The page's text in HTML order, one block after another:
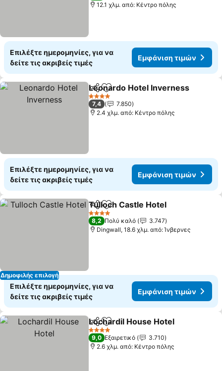
12.1 χλμ. από: Κέντρο πόλης
Επιλέξτε ημερομηνίες, για να
δείτε τις ακριβείς τιμές
Εμφάνιση τιμών
Κοινοποίηση
Προσθήκη στα αγαπημένα
Leonardo Hotel Inverness
4 Αστέρια
7,4
7.850
2.4 χλμ. από: Κέντρο πόλης
Επιλέξτε ημερομηνίες, για να
δείτε τις ακριβείς τιμές
Εμφάνιση τιμών
Δημοφιλής επιλογή
Κοινοποίηση
Προσθήκη στα αγαπημένα
Tulloch Castle Hotel
4 Αστέρια
8,2 Πολύ καλό
3.747
Dingwall, 18.6 χλμ. από: Ίνβερνες
Επιλέξτε ημερομηνίες, για να
δείτε τις ακριβείς τιμές
Εμφάνιση τιμών
Κοινοποίηση
Προσθήκη στα αγαπημένα
Lochardil House Hotel
4 Αστέρια
9,0 Εξαιρετικό
3.710
2.6 χλμ. από: Κέντρο πόλης